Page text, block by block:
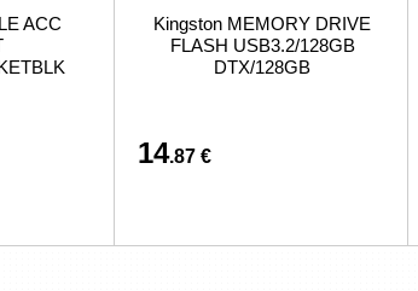
ACC
Kingston MEMORY DRIVE
FLASH USB3.2/128GB
DTX/128GB
14.87 €